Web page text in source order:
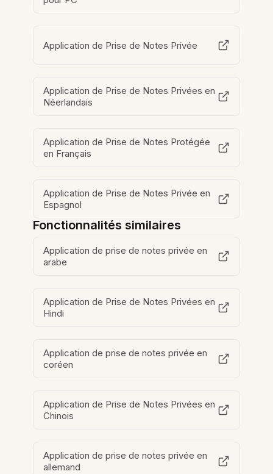
Application de Prise de Notes Privée
Application de Prise de Notes Privées en
Néerlandais
Application de Prise de Notes Protégée
en Français
Application de Prise de Notes Privée en
Espagnol
Fonctionnalités similaires
Application de prise de notes privée en
arabe
Application de Prise de Notes Privées en
Hindi
Application de prise de notes privée en
coréen
Application de Prise de Notes Privées en
Chinois
Application de prise de notes privée en
allemand